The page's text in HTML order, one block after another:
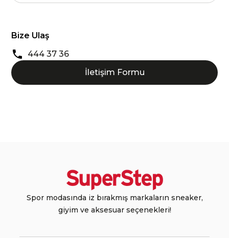
Bize Ulaş
444 37 36
İletişim Formu
Spor modasında iz bırakmış markaların sneaker,
giyim ve aksesuar seçenekleri!